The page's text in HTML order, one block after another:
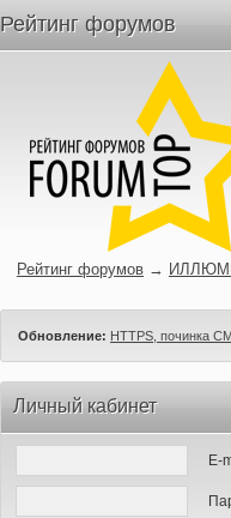
Рейтинг форумов
Рейтинг форумов →
Обновление: HTTPS, починка
Личный кабинет
E-